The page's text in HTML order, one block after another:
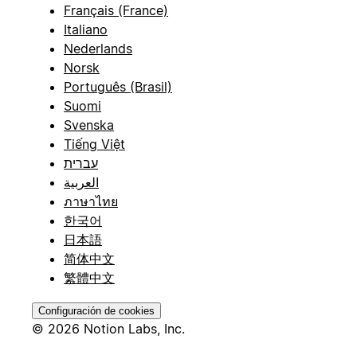
Français (France)
Italiano
Nederlands
Norsk
Português (Brasil)
Suomi
Svenska
Tiếng Việt
עברית
العربية
ภาษาไทย
한국어
日本語
简体中文
繁體中文
Configuración de cookies
© 2026 Notion Labs, Inc.